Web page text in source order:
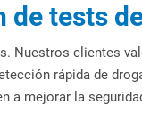
de tests
Nuestros clientes
rápida de
mejorar la